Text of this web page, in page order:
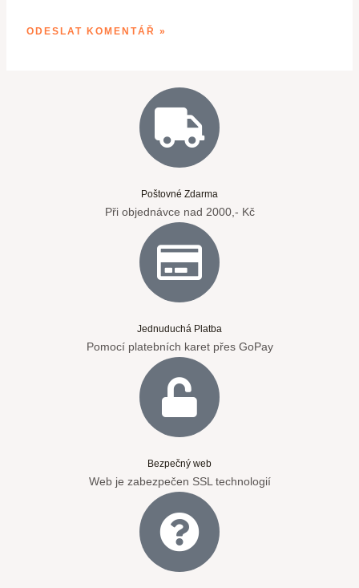
Poštovné Zdarma
Při objednávce nad 2000,- Kč
Jednuduchá Platba
Pomocí platebních karet přes GoPay
Bezpečný web
Web je zabezpečen SSL technologií